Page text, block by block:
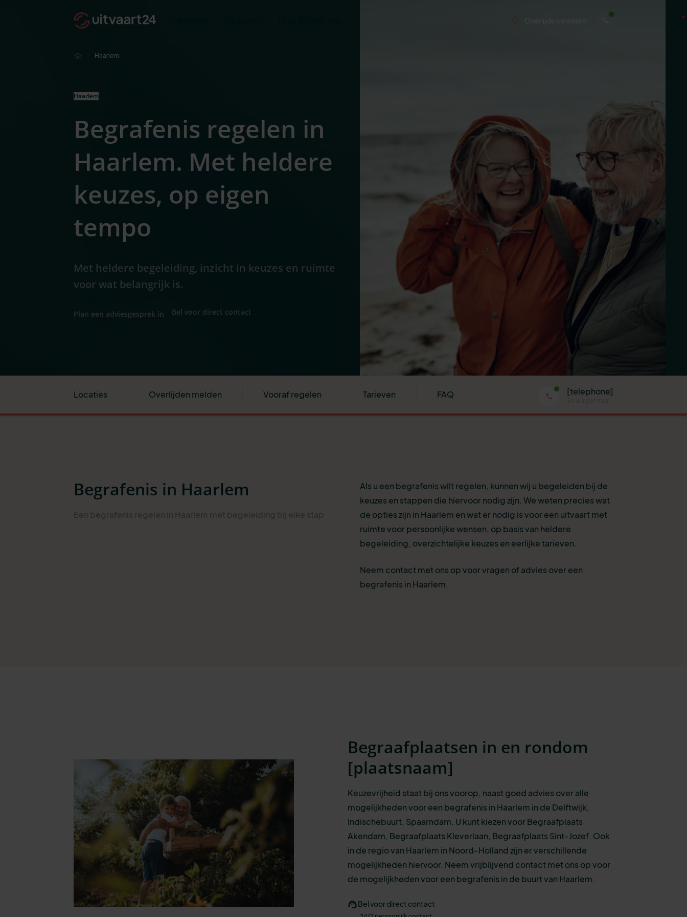
Haarlem
Haarlem
Begrafenis regelen in
Haarlem. Met heldere
keuzes, op eigen
tempo
Met heldere begeleiding, inzicht in keuzes en ruimte
voor wat belangrijk is.
Plan een adviesgesprek in Bel voor direct contact
Locaties Overlijden melden Vooraf regelen Tarieven FAQ [telephone]
Begrafenis in Haarlem
Als u een begrafenis wilt regelen, kunnen wij u begeleiden bij de
keuzes en stappen die hiervoor nodig zijn. We weten precies wat
de opties zijn in Haarlem en wat er nodig is voor een uitvaart met
ruimte voor persoonlijke wensen, op basis van heldere
begeleiding, overzichtelijke keuzes en eerlijke tarieven.
Neem contact met ons op voor vragen of advies over een
begrafenis in Haarlem.
Begraafplaatsen in en rondom
[plaatsnaam]
Keuzevrijheid staat bij ons voorop, naast goed advies over alle
mogelijkhedenvoor een begrafenis in Haarlem in de Delftwijk,
Indischebuurt, Spaarndam. U kunt kiezen voorBegraafplaats
Akendam, Begraafplaats Kleverlaan, Begraafplaats Sint-Jozef. Ook
in de regio van Haarlem in Noord-Holland zijn er verschillende
mogelijkheden hiervoor. Neem vrijblijvend contact met ons op voor
de mogelijkheden voor een begrafenis in de buurt van Haarlem.
Bel voor direct contact